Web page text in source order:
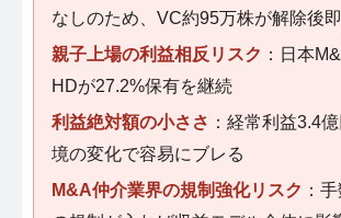
なしのため、VC約95万株が解除後
親子上場の利益相反リスク ：日本
HDが27.2%保有を継続
利益絶対額の小ささ ：経常利益3.4
境の変化で容易にブレる
M&A仲介業界の規制強化リスク ：